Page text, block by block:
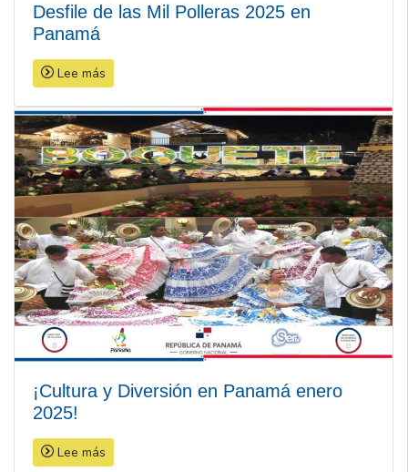
Desfile de las Mil Polleras 2025 en
Panamá
Lee más
¡Cultura y Diversión en Panamá enero
2025!
Lee más